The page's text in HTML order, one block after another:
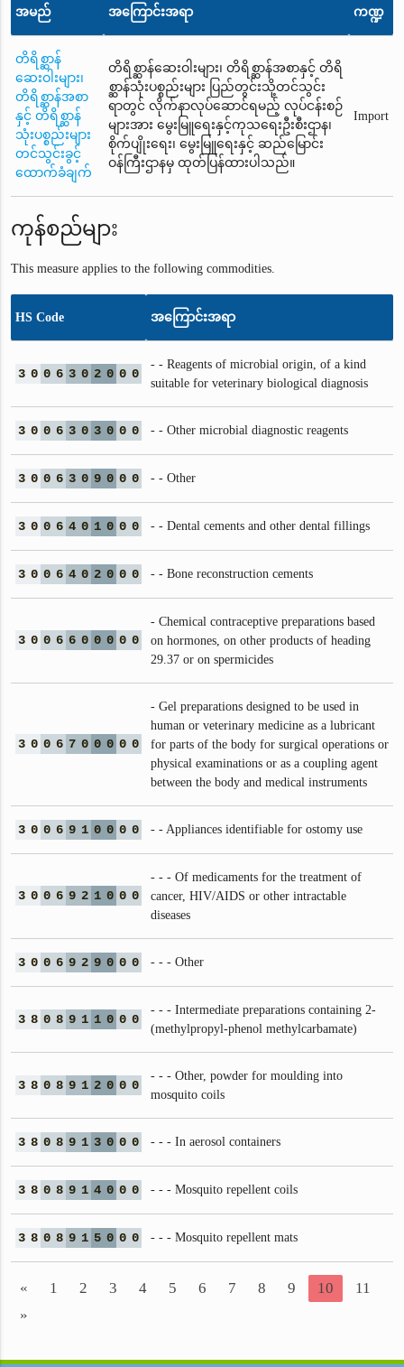
အမည် အကြောင်းအရာ ကဏ္ဍ
တိရိစ္ဆာန်
ဆေးဝါးများ၊
တိရိစ္ဆာန်အစာ
နှင့် တိရိစ္ဆာန်
သုံးပစ္စည်းများ
တင်သွင်းခွင့်
ထောက်ခံချက်
တိရိစ္ဆာန်ဆေးဝါးများ၊ တိရိစ္ဆာန်အစာနှင့် တိရိ
စ္ဆာန်သုံးပစ္စည်းများ ပြည်တွင်းသို့တင်သွင်း
ရာတွင် လိုက်နာလုပ်ဆောင်ရမည့် လုပ်ငန်းစဉ်
များအား မွေးမြူရေးနှင့်ကုသရေးဦးစီးဌာန၊
စိုက်ပျိုးရေး၊ မွေးမြူရေးနှင့် ဆည်မြောင်း
ဝန်ကြီးဌာနမှ ထုတ်ပြန်ထားပါသည်။
Import
ကုန်စည်များ
This measure applies to the following commodities.
HS Code အကြောင်းအရာ
3 0 0 6 3 0 2 0 0 0
- - Reagents of microbial origin, of a kind
suitable for veterinary biological diagnosis
3 0 0 6 3 0 3 0 0 0 - - Other microbial diagnostic reagents
3 0 0 6 3 0 9 0 0 0 - - Other
3 0 0 6 4 0 1 0 0 0 - - Dental cements and other dental fillings
3 0 0 6 4 0 2 0 0 0 - - Bone reconstruction cements
3 0 0 6 6 0 0 0 0 0
- Chemical contraceptive preparations based
on hormones, on other products of heading
29.37 or on spermicides
3 0 0 6 7 0 0 0 0 0
- Gel preparations designed to be used in
human or veterinary medicine as a lubricant
for parts of the body for surgical operations or
physical examinations or as a coupling agent
between the body and medical instruments
3 0 0 6 9 1 0 0 0 0 - - Appliances identifiable for ostomy use
3 0 0 6 9 2 1 0 0 0
- - - Of medicaments for the treatment of
cancer, HIV/AIDS or other intractable
diseases
3 0 0 6 9 2 9 0 0 0 - - - Other
3 8 0 8 9 1 1 0 0 0
- - - Intermediate preparations containing 2-
(methylpropyl-phenol methylcarbamate)
3 8 0 8 9 1 2 0 0 0
- - - Other, powder for moulding into
mosquito coils
3 8 0 8 9 1 3 0 0 0 - - - In aerosol containers
3 8 0 8 9 1 4 0 0 0 - - - Mosquito repellent coils
3 8 0 8 9 1 5 0 0 0 - - - Mosquito repellent mats
« 1 2 3 4 5 6 7 8 9 10
11
»